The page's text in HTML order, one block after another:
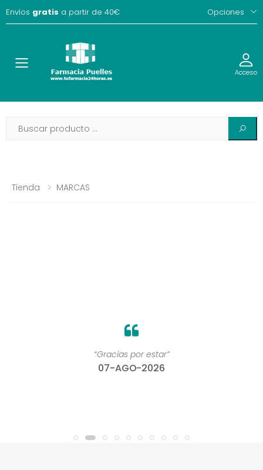
Envíos gratis a partir de 40€ Opciones
Toggle Acceso
Tienda MARCAS
“Gracias por estar”
07-AGO-2026